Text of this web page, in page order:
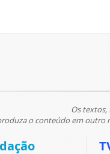
Os textos,
o conteúdo em outro